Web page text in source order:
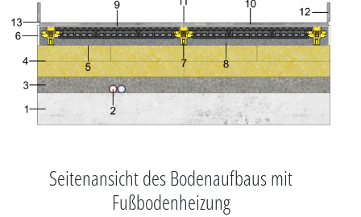
Seitenansicht des Bodenaufbaus mit
Fußbodenheizung